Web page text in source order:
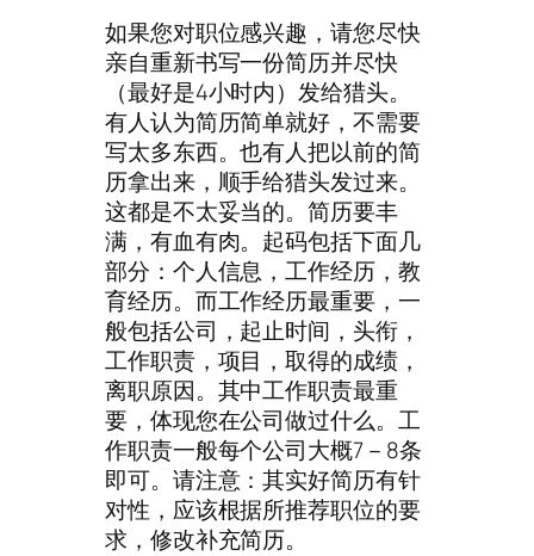
如果您对职位感兴趣，请您尽快
亲自重新书写一份简历并尽快
（最好是4小时内）发给猎头。
有人认为简历简单就好，不需要
写太多东西。也有人把以前的简
历拿出来，顺手给猎头发过来。
这都是不太妥当的。简历要丰
满，有血有肉。起码包括下面几
部分：个人信息，工作经历，教
育经历。而工作经历最重要，一
般包括公司，起止时间，头衔，
工作职责，项目，取得的成绩，
离职原因。其中工作职责最重
要，体现您在公司做过什么。工
作职责一般每个公司大概7－8条
即可。请注意：其实好简历有针
对性，应该根据所推荐职位的要
求，修改补充简历。